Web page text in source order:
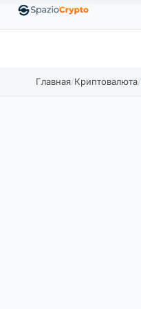
EthereumETH1 880,58 $
Главная/Криптовалюта/